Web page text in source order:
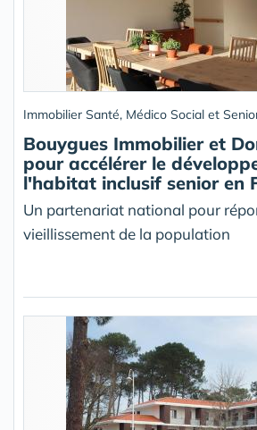
Immobilier Santé, Médico Social et
Bouygues Immobilier et
pour accélérer le
l'habitat inclusif senior en
Un partenariat national pour
vieillissement de la population